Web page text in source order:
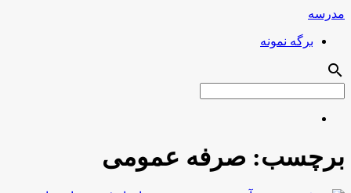
مدرسه
برگه نمونه
search
برچسب: صرفه عمومی